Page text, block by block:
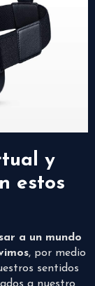
y
estos
a un mundo
, por medio
sentidos